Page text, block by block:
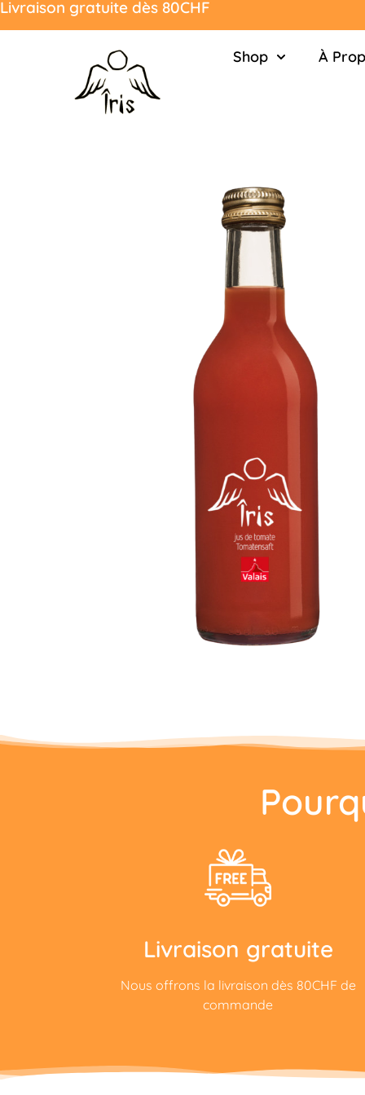
Livraison gratuite dès 80CHF
Shop À
Livraison gratuite
Nous offrons la livraison dès 80CHF de
commande